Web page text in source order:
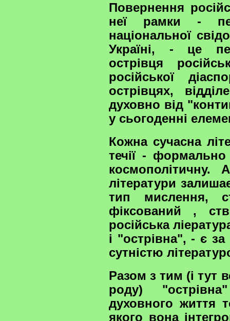
Повернення
неї рамки -
національної
Україні, - це
острівця
російської
острівцях,
духовно від
у сьогоденні
Кожна сучасна
течії -
космополітичну.
літератури
тип мислення,
фіксований ,
російська
і "острівна", - є
сутністю
Разом з тим (і тут
роду)
духовного життя
якого вона